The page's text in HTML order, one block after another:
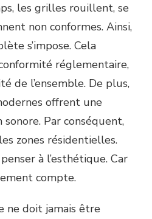
les grilles rouillent, se
non conformes. Ainsi,
s’impose. Cela
réglementaire,
de l’ensemble. De plus,
offrent une
Par conséquent,
zones résidentielles.
à l’esthétique. Car
compte.
ne doit jamais être